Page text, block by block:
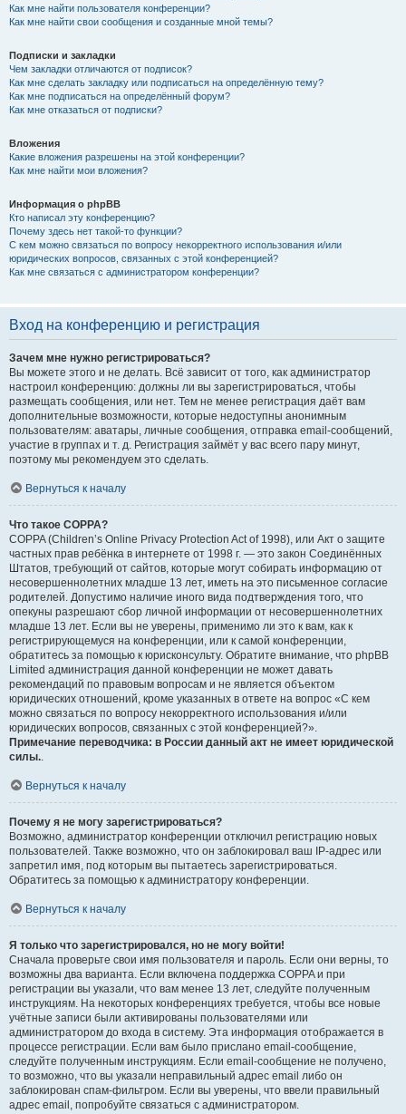
Как мне найти пользователя конференции?
Как мне найти свои сообщения и созданные мной темы?
Подписки и закладки
Чем закладки отличаются от подписок?
Как мне сделать закладку или подписаться на определённую тему?
Как мне подписаться на определённый форум?
Как мне отказаться от подписки?
Вложения
Какие вложения разрешены на этой конференции?
Как мне найти мои вложения?
Информация о phpBB
Кто написал эту конференцию?
Почему здесь нет такой-то функции?
С кем можно связаться по вопросу некорректного использования и/или
юридических вопросов, связанных с этой конференцией?
Как мне связаться с администратором конференции?
Вход на конференцию и регистрация
Зачем мне нужно регистрироваться?
Вы можете этого и не делать. Всё зависит от того, как администратор
настроил конференцию: должны ли вы зарегистрироваться, чтобы
размещать сообщения, или нет. Тем не менее регистрация даёт вам
дополнительные возможности, которые недоступны анонимным
пользователям: аватары, личные сообщения, отправка email-сообщений,
участие в группах и т. д. Регистрация займёт у вас всего пару минут,
поэтому мы рекомендуем это сделать.
Вернуться к началу
Что такое COPPA?
COPPA (Children’s Online Privacy Protection Act of 1998), или Акт о защите
частных прав ребёнка в интернете от 1998 г. — это закон Соединённых
Штатов, требующий от сайтов, которые могут собирать информацию от
несовершеннолетних младше 13 лет, иметь на это письменное согласие
родителей. Допустимо наличие иного вида подтверждения того, что
опекуны разрешают сбор личной информации от несовершеннолетних
младше 13 лет. Если вы не уверены, применимо ли это к вам, как к
регистрирующемуся на конференции, или к самой конференции,
обратитесь за помощью к юрисконсульту. Обратите внимание, что phpBB
Limited администрация данной конференции не может давать
рекомендаций по правовым вопросам и не является объектом
юридических отношений, кроме указанных в ответе на вопрос «С кем
можно связаться по вопросу некорректного использования и/или
юридических вопросов, связанных с этой конференцией?».
Примечание переводчика: в России данный акт не имеет юридической
силы..
Вернуться к началу
Почему я не могу зарегистрироваться?
Возможно, администратор конференции отключил регистрацию новых
пользователей. Также возможно, что он заблокировал ваш IP-адрес или
запретил имя, под которым вы пытаетесь зарегистрироваться.
Обратитесь за помощью к администратору конференции.
Вернуться к началу
Я только что зарегистрировался, но не могу войти!
Сначала проверьте свои имя пользователя и пароль. Если они верны, то
возможны два варианта. Если включена поддержка COPPA и при
регистрации вы указали, что вам менее 13 лет, следуйте полученным
инструкциям. На некоторых конференциях требуется, чтобы все новые
учётные записи были активированы пользователями или
администратором до входа в систему. Эта информация отображается в
процессе регистрации. Если вам было прислано email-сообщение,
следуйте полученным инструкциям. Если email-сообщение не получено,
то возможно, что вы указали неправильный адрес email либо он
заблокирован спам-фильтром. Если вы уверены, что ввели правильный
адрес email, попробуйте связаться с администратором.